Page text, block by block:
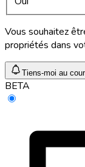
Vous souhaitez
propriétés dans
Tiens-moi au
BETA